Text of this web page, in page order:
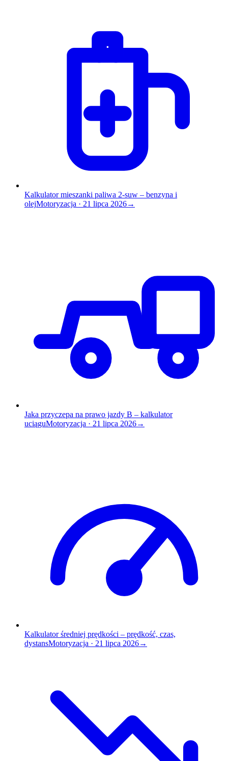
Kalkulator mieszanki paliwa 2-suw – benzyna i
olejMotoryzacja · 21 lipca 2026→
Jaka przyczepa na prawo jazdy B – kalkulator
uciąguMotoryzacja · 21 lipca 2026→
Kalkulator średniej prędkości – prędkość, czas,
dystansMotoryzacja · 21 lipca 2026→